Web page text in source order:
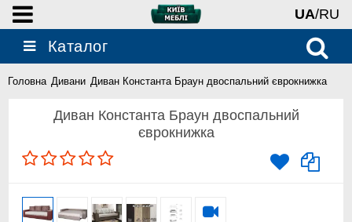
UA/RU
Каталог
Головна Дивани Диван Константа Браун двоспальний єврокнижка
Диван Константа Браун двоспальний
єврокнижка